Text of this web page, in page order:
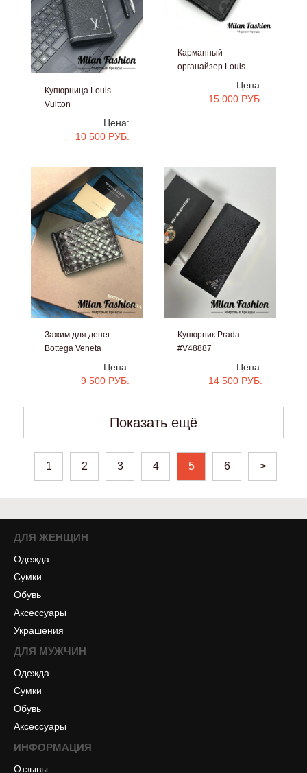
Купюрница Louis
Vuitton
Цена:
10 500 РУБ.
Карманный
органайзер Louis
Цена:
15 000 РУБ.
Зажим для денег
Bottega Veneta
Цена:
9 500 РУБ.
Купюрник Prada
#V48887
Цена:
14 500 РУБ.
Показать ещё
1 2 3 4 5 6 >
ДЛЯ ЖЕНЩИН
Одежда
Сумки
Обувь
Аксессуары
Украшения
ДЛЯ МУЖЧИН
Одежда
Сумки
Обувь
Аксессуары
ИНФОРМАЦИЯ
Отзывы